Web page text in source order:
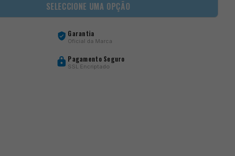
SELECCIONE UMA OPÇÃO
Garantia
Oficial da Marca
Pagamento Seguro
SSL Encriptado